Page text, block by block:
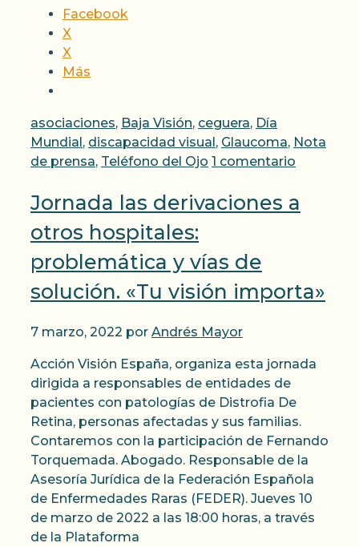
Facebook
X
X
Más
Categorías
asociaciones, Baja Visión, ceguera, Día
Mundial, discapacidad visual, Glaucoma, Nota
de prensa, Teléfono del Ojo 1 comentario
Jornada las derivaciones a
otros hospitales:
problemática y vías de
solución. «Tu visión importa»
7 marzo, 2022 por Andrés Mayor
Acción Visión España, organiza esta jornada
dirigida a responsables de entidades de
pacientes con patologías de Distrofia De
Retina, personas afectadas y sus familias.
Contaremos con la participación de Fernando
Torquemada. Abogado. Responsable de la
Asesoría Jurídica de la Federación Española
de Enfermedades Raras (FEDER). Jueves 10
de marzo de 2022 a las 18:00 horas, a través
de la Plataforma